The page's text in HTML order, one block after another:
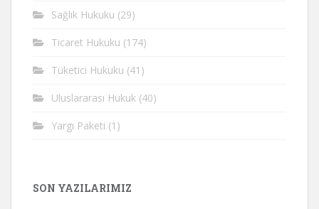
Sağlık Hukuku (29)
Ticaret Hukuku (174)
Tüketici Hukuku (41)
Uluslararası Hukuk (40)
Yargı Paketi (1)
SON YAZILARIMIZ